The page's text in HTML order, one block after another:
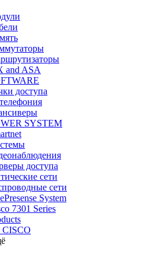
and ASA
доступа
SYSTEM
доступа
сети
сети
System
7301 Series
CISCO